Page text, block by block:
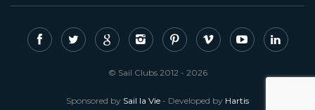
© Sail Clubs 2012 - 2026
Sponsored by Sail la Vie - Developed by Hartis